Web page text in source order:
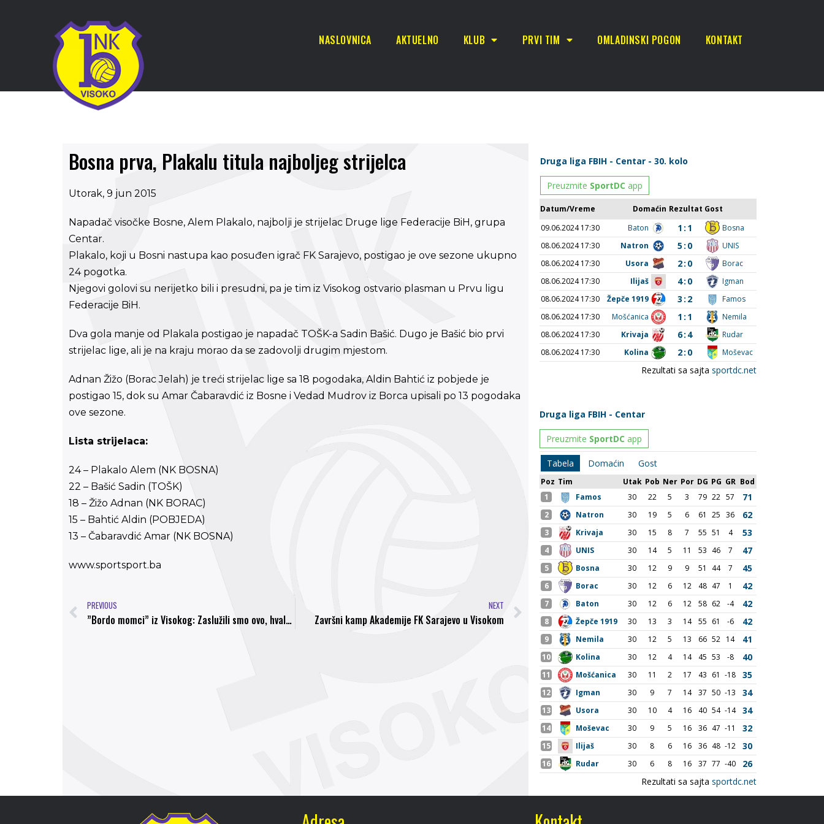
NASLOVNICA AKTUELNO KLUB PRVI TIM OMLADINSKI POGON KONTAKT
Bosna prva, Plakalu titula najboljeg strijelca
Utorak, 9 jun 2015
Napadač visočke Bosne, Alem Plakalo, najbolji je strijelac Druge lige Federacije BiH, grupa
Centar.
Plakalo, koji u Bosni nastupa kao posuđen igrač FK Sarajevo, postigao je ove sezone ukupno
24 pogotka.
Njegovi golovi su nerijetko bili i presudni, pa je tim iz Visokog ostvario plasman u Prvu ligu
Federacije BiH.
Dva gola manje od Plakala postigao je napadač TOŠK-a Sadin Bašić. Dugo je Bašić bio prvi
strijelac lige, ali je na kraju morao da se zadovolji drugim mjestom.
Adnan Žižo (Borac Jelah) je treći strijelac lige sa 18 pogodaka, Aldin Bahtić iz pobjede je
postigao 15, dok su Amar Čabaravdić iz Bosne i Vedad Mudrov iz Borca upisali po 13 pogodaka
ove sezone.
Lista strijelaca:
24 – Plakalo Alem (NK BOSNA)
22 – Bašić Sadin (TOŠK)
18 – Žižo Adnan (NK BORAC)
15 – Bahtić Aldin (POBJEDA)
13 – Čabaravdić Amar (NK BOSNA)
www.sportsport.ba
PREVIOUS
”Bordo momci” iz Visokog: Zaslužili smo ovo, hvala stručnom štabu, Upravi i navijačima!
NEXT
Završni kamp Akademije FK Sarajevo u Visokom